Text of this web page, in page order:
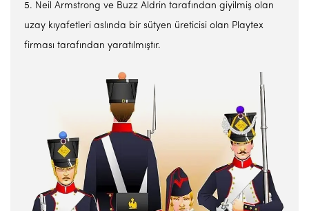
5. Neil Armstrong ve Buzz Aldrin tarafından giyilmiş olan
uzay kıyafetleri aslında bir sütyen üreticisi olan Playtex
firması tarafından yaratılmıştır.